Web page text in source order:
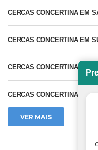
CERCAS CONCERTINA EM
CERCAS CONCERTINA EM
CERCAS CONCERTINA EM
CERCAS CONCERTINA EM
VER MAIS